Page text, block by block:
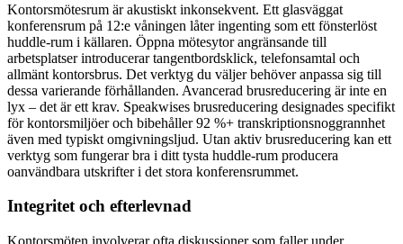
Kontorsmötesrum är akustiskt inkonsekvent. Ett glasväggat
konferensrum på 12:e våningen låter ingenting som ett fönsterlöst
huddle-rum i källaren. Öppna mötesytor angränsande till
arbetsplatser introducerar tangentbordsklick, telefonsamtal och
allmänt kontorsbrus. Det verktyg du väljer behöver anpassa sig till
dessa varierande förhållanden. Avancerad brusreducering är inte en
lyx – det är ett krav. Speakwises brusreducering designades specifikt
för kontorsmiljöer och bibehåller 92 %+ transkriptionsnoggrannhet
även med typiskt omgivningsljud. Utan aktiv brusreducering kan ett
verktyg som fungerar bra i ditt tysta huddle-rum producera
oanvändbara utskrifter i det stora konferensrummet.
Integritet och efterlevnad